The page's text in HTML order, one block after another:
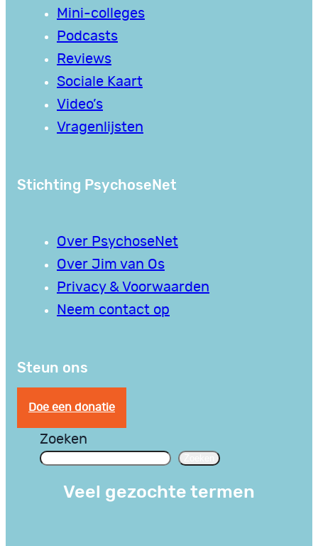
Mini-colleges
Podcasts
Reviews
Sociale Kaart
Video’s
Vragenlijsten
Stichting PsychoseNet
Over PsychoseNet
Over Jim van Os
Privacy & Voorwaarden
Neem contact op
Steun ons
Doe een donatie
Zoeken
Veel gezochte termen